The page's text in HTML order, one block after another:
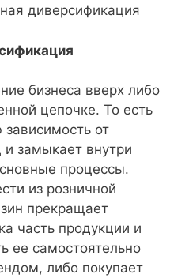
диверсификация
бизнеса вверх либо
цепочке. То есть
от
замыкает внутри
процессы.
из розничной
прекращает
часть продукции и
ее самостоятельно
либо покупает